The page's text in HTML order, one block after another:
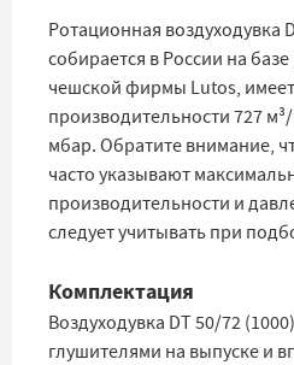
Ротационная воздуходувка
собирается в России на
чешской фирмы Lutos,
производительности 727
мбар. Обратите внимание,
часто указывают
производительности и
следует учитывать при
Комплектация
Воздуходувка DT 50/72
глушителями на выпуске и